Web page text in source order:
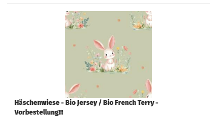
Häschenwiese - Bio Jersey / Bio French Terry -
Vorbestellung!!!